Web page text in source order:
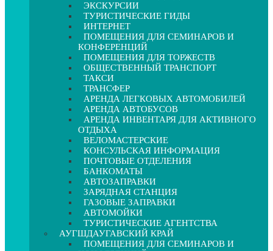
ЭКСКУРСИИ
ТУРИСТИЧЕСКИЕ ГИДЫ
ИНТЕРНЕТ
ПОМЕЩЕНИЯ ДЛЯ СЕМИНАРОВ И
КОНФЕРЕНЦИЙ
ПОМЕЩЕНИЯ ДЛЯ ТОРЖЕСТВ
ОБЩЕСТВЕННЫЙ ТРАНСПОРТ
ТАКСИ
ТРАНСФЕР
АРЕНДА ЛЕГКОВЫХ АВТОМОБИЛЕЙ
АРЕНДА АВТОБУСОВ
АРЕНДА ИНВЕНТАРЯ ДЛЯ АКТИВНОГО
ОТДЫХА
ВЕЛОМАСТЕРСКИЕ
КОНСУЛЬСКАЯ ИНФОРМАЦИЯ
ПОЧТОВЫЕ ОТДЕЛЕНИЯ
БАНКОМАТЫ
АВТОЗАПРАВКИ
ЗАРЯДНАЯ СТАНЦИЯ
ГАЗОВЫЕ ЗАПРАВКИ
АВТОМОЙКИ
ТУРИСТИЧЕСКИЕ АГЕНТСТВА
АУГШДАУГАВСКИЙ КРАЙ
ПОМЕЩЕНИЯ ДЛЯ СЕМИНАРОВ И